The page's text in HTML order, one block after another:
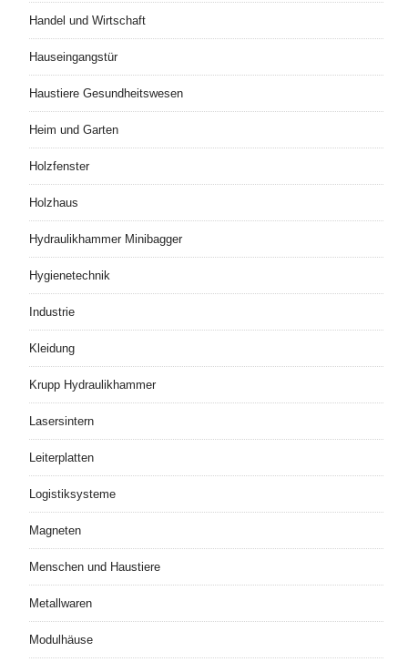
Handel und Wirtschaft
Hauseingangstür
Haustiere Gesundheitswesen
Heim und Garten
Holzfenster
Holzhaus
Hydraulikhammer Minibagger
Hygienetechnik
Industrie
Kleidung
Krupp Hydraulikhammer
Lasersintern
Leiterplatten
Logistiksysteme
Magneten
Menschen und Haustiere
Metallwaren
Modulhäuse